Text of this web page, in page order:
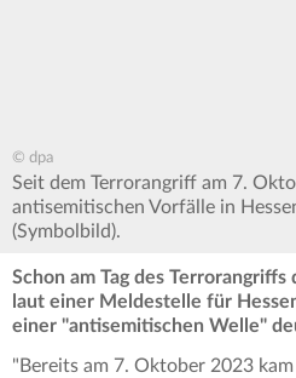
© dpa
Seit dem Terrorangriff am 7.
antisemitischen Vorfälle in
(Symbolbild).
Schon am Tag des
laut einer Meldestelle für
einer "antisemitischen Welle"
"Bereits am 7. Oktober 2023